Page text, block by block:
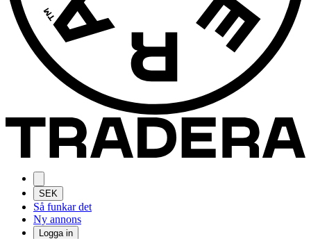
SEK
Så funkar det
Ny annons
Logga in